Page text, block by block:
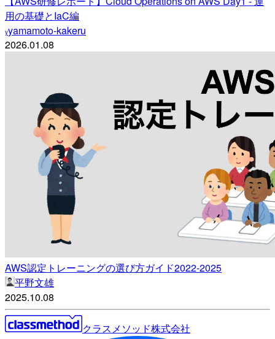
用の基礎とIaC編
yyamamoto-kakeru
2026.01.08
AWS認定トレーニングの選び方ガイド2022-2025
平野文雄
2025.10.08
クラスメソッド株式会社